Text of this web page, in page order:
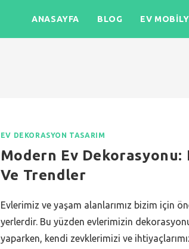
ANASAYFA BLOG EV
EV DEKORASYON TASARIM
Modern Ev
Ve Trendler
Evlerimiz ve yaşam alanlarımız bizim için
yerlerdir. Bu yüzden evlerimizin
yaparken, kendi zevklerimizi ve